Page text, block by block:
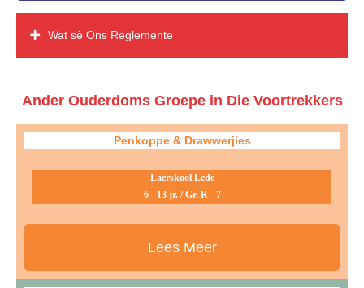
Wat sê Ons Reglemente
Ander Ouderdoms Groepe in Die Voortrekkers
Penkoppe & Drawwerjies
Laerskool Lede
6 - 13 jr. / Gr. R - 7
Lees Meer